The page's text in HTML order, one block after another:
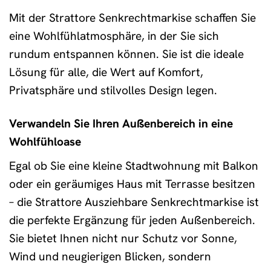
Mit der Strattore Senkrechtmarkise schaffen Sie
eine Wohlfühlatmosphäre, in der Sie sich
rundum entspannen können. Sie ist die ideale
Lösung für alle, die Wert auf Komfort,
Privatsphäre und stilvolles Design legen.
Verwandeln Sie Ihren Außenbereich in eine
Wohlfühloase
Egal ob Sie eine kleine Stadtwohnung mit Balkon
oder ein geräumiges Haus mit Terrasse besitzen
– die Strattore Ausziehbare Senkrechtmarkise ist
die perfekte Ergänzung für jeden Außenbereich.
Sie bietet Ihnen nicht nur Schutz vor Sonne,
Wind und neugierigen Blicken, sondern